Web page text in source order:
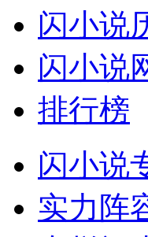
闪小说
闪小说
排行榜
闪小说
实力阵